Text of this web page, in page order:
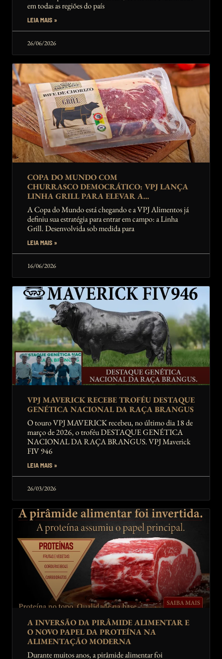
em todas as regiões do país
LEIA MAIS »
26/06/2026
COPA DO MUNDO COM
CHURRASCO DEMOCRÁTICO: VPJ LANÇA
LINHA GRILL PARA ELEVAR A
EXPERIÊNCIA DA TORCIDA
A Copa do Mundo está chegando e a VPJ Alimentos já
definiu sua estratégia para entrar em campo: a Linha
Grill. Desenvolvida sob medida para
LEIA MAIS »
16/06/2026
VPJ MAVERICK RECEBE TROFÉU DESTAQUE
GENÉTICA NACIONAL DA RAÇA BRANGUS
O touro VPJ MAVERICK recebeu, no último dia 18 de
março de 2026, o troféu DESTAQUE GENÉTICA
NACIONAL DA RAÇA BRANGUS. VPJ Maverick
FIV 946
LEIA MAIS »
26/03/2026
A INVERSÃO DA PIRÂMIDE ALIMENTAR E
O NOVO PAPEL DA PROTEÍNA NA
ALIMENTAÇÃO MODERNA
Durante muitos anos, a pirâmide alimentar foi